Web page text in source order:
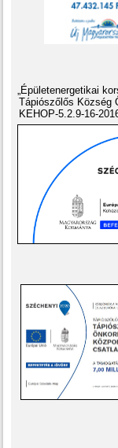
„Épületenergetikai
Tápiószőlős Község
KEHOP-5.2.9-16-